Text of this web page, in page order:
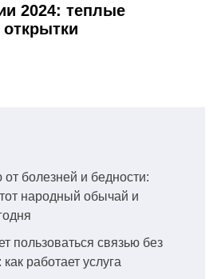
2024: теплые
болезней и бедности:
народный обычай и
пользоваться связью без
работает услуга